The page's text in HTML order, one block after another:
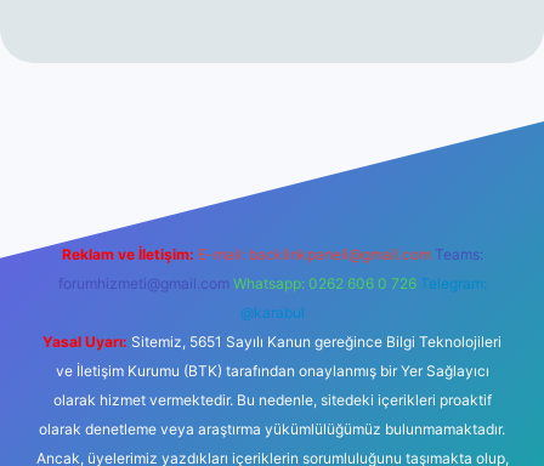
m elexbet
Reklam ve İletişim: E-mail: backlinkpaneli@gmail.com Teams:
forumhizmeti@gmail.com Whatsapp: 0262 606 0 726 Telegram:
@karabul
Yasal Uyarı: Sitemiz, 5651 Sayılı Kanun gereğince Bilgi Teknolojileri
ve İletişim Kurumu (BTK) tarafından onaylanmış bir Yer Sağlayıcı
olarak hizmet vermektedir. Bu nedenle, sitedeki içerikleri proaktif
olarak denetleme veya araştırma yükümlülüğümüz bulunmamaktadır.
Ancak, üyelerimiz yazdıkları içeriklerin sorumluluğunu taşımakta olup,